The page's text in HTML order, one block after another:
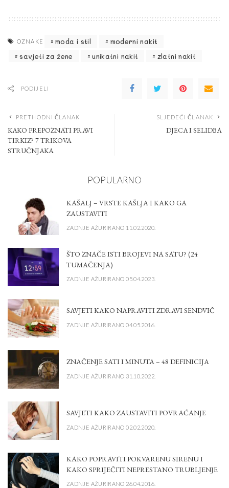
OZNAKE moda i stil
moderni nakit
savjeti za žene
unikatni nakit zlatni nakit
PODIJELI
PRETHODNI ČLANAK
KAKO PREPOZNATI PRAVI
TIRKIZ? 7 TRIKOVA
STRUČNJAKA
SLJEDEĆI ČLANAK
DJECA I SELIDBA
POPULARNO
KAŠALJ – VRSTE KAŠLJA I KAKO GA
ZAUSTAVITI
ZADNJE AŽURIRANO 11.02.2020.
ŠTO ZNAČE ISTI BROJEVI NA SATU? (24
TUMAČENJA)
ZADNJE AŽURIRANO 05.04.2023.
SAVJETI KAKO NAPRAVITI ZDRAVI SENDVIČ
ZADNJE AŽURIRANO 04.05.2016.
ZNAČENJE SATI I MINUTA – 48 DEFINICIJA
ZADNJE AŽURIRANO 31.10.2022.
SAVJETI KAKO ZAUSTAVITI POVRAĆANJE
ZADNJE AŽURIRANO 02.02.2020.
KAKO POPRAVITI POKVARENU SIRENU I
KAKO SPRIJEČITI NEPRESTANO TRUBLJENJE
ZADNJE AŽURIRANO 26.04.2016.